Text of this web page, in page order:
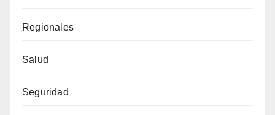
Regionales
Salud
Seguridad